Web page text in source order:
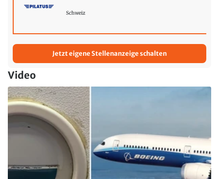
Schweiz
Jetzt eigene Stellenanzeige schalten
Video